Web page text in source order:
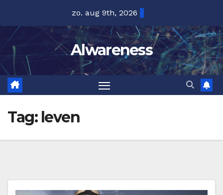
inhoud
zo. aug 9th, 2026
Alwareness
Tag: leven